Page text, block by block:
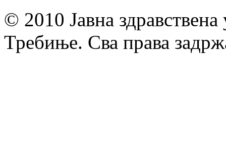
© 2010 Јавна
Требиње. Сва права